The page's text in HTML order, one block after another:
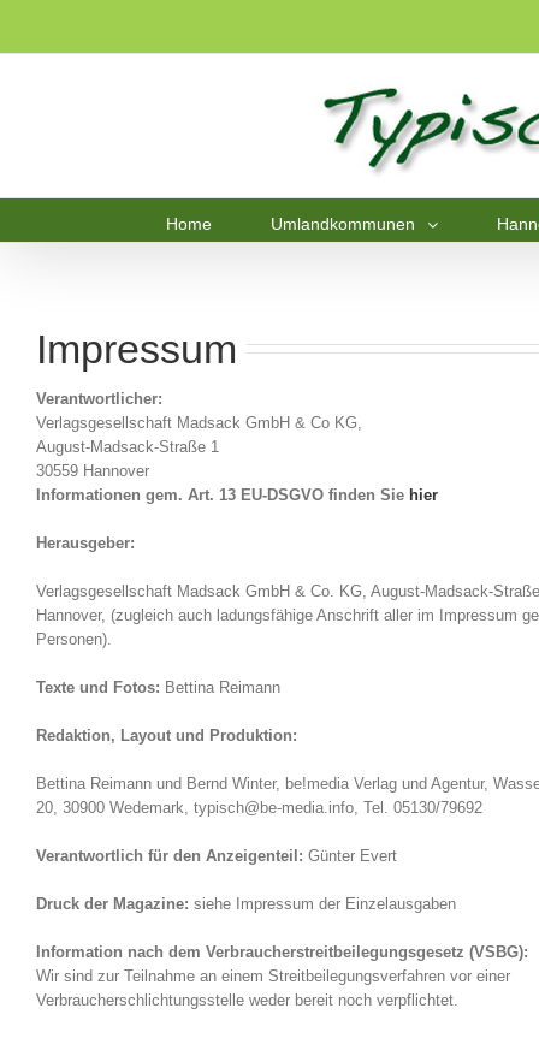
Home Umlandkommunen
Impressum
Verantwortlicher:
Verlagsgesellschaft Madsack GmbH & Co KG,
August-Madsack-Straße 1
30559 Hannover
Informationen gem. Art. 13 EU-DSGVO finden Sie hier
Herausgeber:
Verlagsgesellschaft Madsack GmbH & Co. KG, August-Madsack-
Hannover, (zugleich auch ladungsfähige Anschrift aller im Impressum
Personen).
Texte und Fotos: Bettina Reimann
Redaktion, Layout und Produktion:
Bettina Reimann und Bernd Winter, be!media Verlag und Agentur,
20, 30900 Wedemark, typisch@be-media.info, Tel. 05130/79692
Verantwortlich für den Anzeigenteil: Günter Evert
Druck der Magazine: siehe Impressum der Einzelausgaben
Information nach dem Verbraucherstreitbeilegungsgesetz (VSBG):
Wir sind zur Teilnahme an einem Streitbeilegungsverfahren vor einer
Verbraucherschlichtungsstelle weder bereit noch verpflichtet.